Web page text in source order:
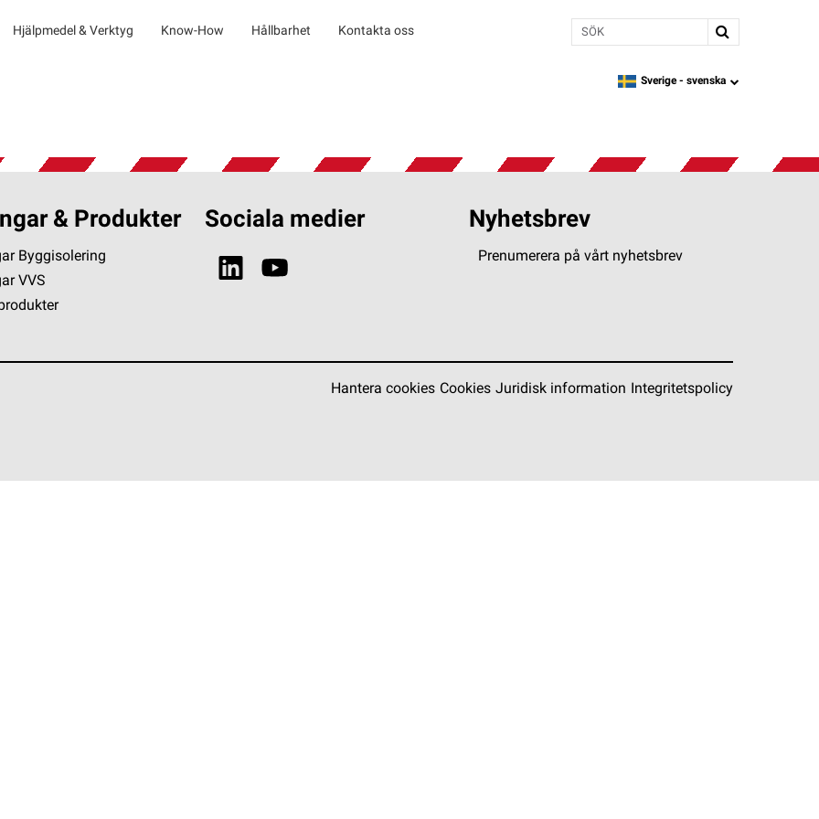
Hjälpmedel & Verktyg Know-How Hållbarhet Kontakta oss Sök
language
Sverige - svenska
& Produkter
Byggisolering
VVS
Sociala medier Nyhetsbrev
Prenumerera på vårt nyhetsbrev
Hantera cookies Cookies Juridisk information Integritetspolicy